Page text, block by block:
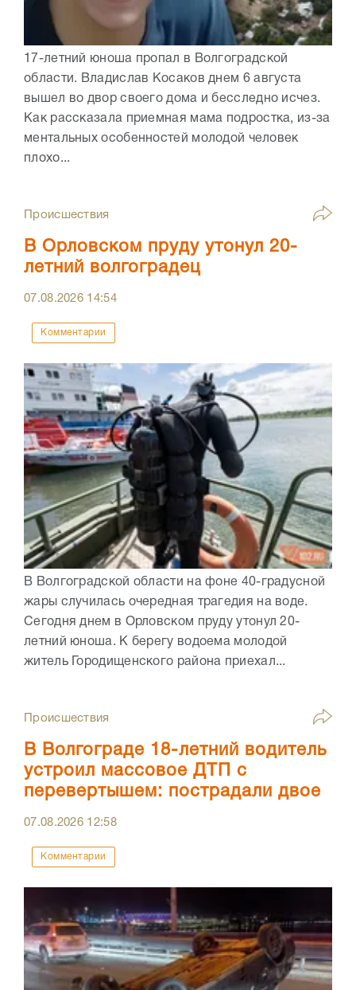
17-летний юноша пропал в Волгоградской
области. Владислав Косаков днем 6 августа
вышел во двор своего дома и бесследно исчез.
Как рассказала приемная мама подростка, из-за
ментальных особенностей молодой человек
плохо...
Происшествия
В Орловском пруду утонул 20-
летний волгоградец
07.08.2026 14:54
Комментарии
В Волгоградской области на фоне 40-градусной
жары случилась очередная трагедия на воде.
Сегодня днем в Орловском пруду утонул 20-
летний юноша. К берегу водоема молодой
житель Городищенского района приехал...
Происшествия
В Волгограде 18-летний водитель
устроил массовое ДТП с
перевертышем: пострадали двое
07.08.2026 12:58
Комментарии